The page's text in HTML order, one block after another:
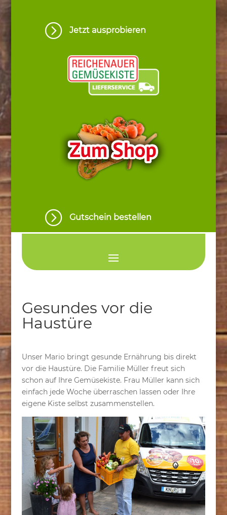
= Jetzt ausprobieren
= Gutschein bestellen
Gesundes vor die
Haustüre
Unser Mario bringt gesunde Ernährung bis direkt
vor die Haustüre. Die Familie Müller freut sich
schon auf Ihre Gemüsekiste. Frau Müller kann sich
einfach jede Woche überraschen lassen oder Ihre
eigene Kiste selbst zusammenstellen.